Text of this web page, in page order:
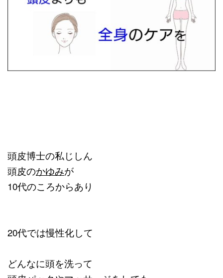
頭皮博士の私じしん
頭皮のかゆみが
10代のころからあり
20代では慢性化して
どんなに頭を洗って